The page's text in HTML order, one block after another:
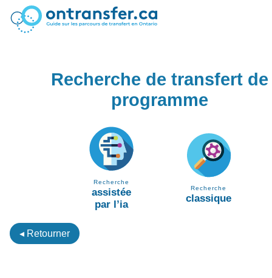
Recherche de transfert de
programme
Recherche
assistée
par l’ia
Recherche
classique
◂ Retourner